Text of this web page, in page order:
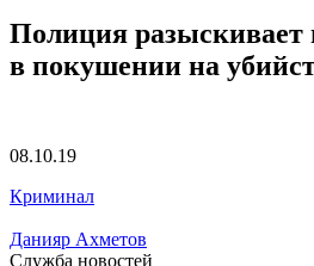
Полиция разыскивает
в покушении на
08.10.19
Криминал
Данияр Ахметов
Служба новостей